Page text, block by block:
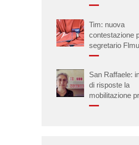
Tim: nuova
contestazione
segretario
San Raffaele:
di risposte la
mobilitazione